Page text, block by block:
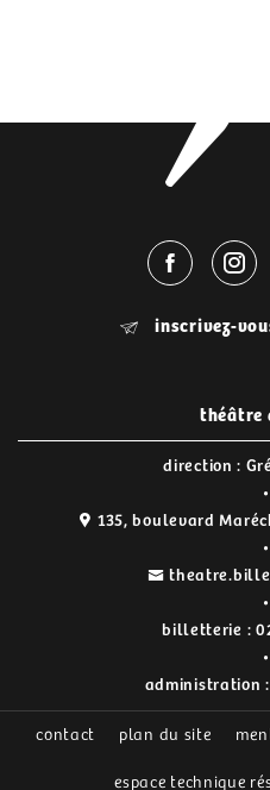
inscrivez-
théâtre
direction :
135, boulevard
billetterie :
administration :
contact plan du site
espace technique